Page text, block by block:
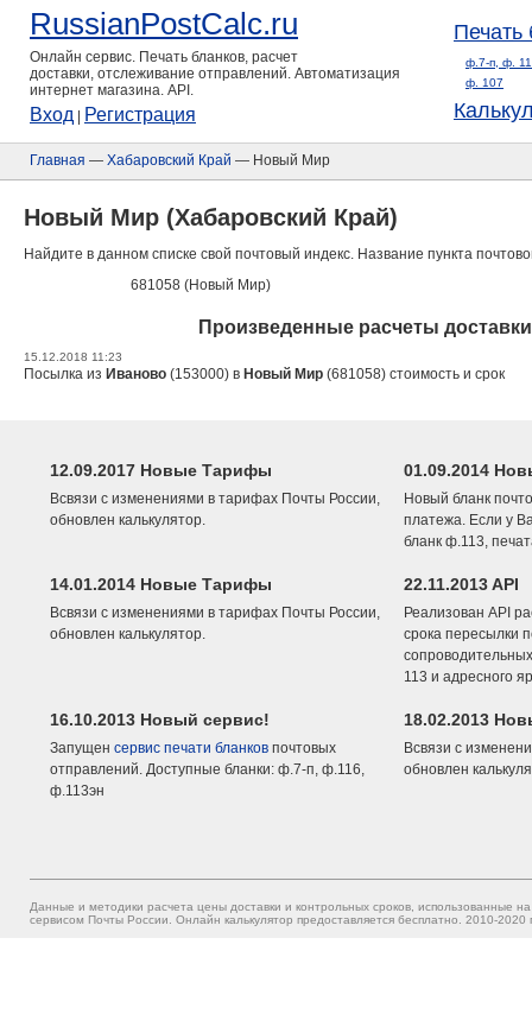
RussianPostCalc.ru
Онлайн сервис. Печать бланков, расчет
доставки, отслеживание отправлений. Автоматизация
интернет магазина. API.
Вход Регистрация
Печать
ф.7-п, ф.
ф. 107
Главная — Хабаровский Край — Новый Мир
Новый Мир (Хабаровский Край)
Найдите в данном списке свой почтовый индекс. Название пункта
681058 (Новый Мир)
Произведенные расчеты
15.12.2018 11:23
Посылка из Иваново (153000) в Новый Мир (681058) стоимость и срок
12.09.2017 Новые Тарифы
Всвязи с изменениями в тарифах Почты России,
обновлен калькулятор.
01.09.2014
Новый бланк
платежа. Если у
бланк ф.113,
14.01.2014 Новые Тарифы
Всвязи с изменениями в тарифах Почты России,
обновлен калькулятор.
22.11.2013 API
Реализован API
срока пересылки
113 и адресного
16.10.2013 Новый сервис!
Запущен сервис печати бланков почтовых
отправлений. Доступные бланки: ф.7-п, ф.116,
ф.113эн
18.02.2013
Всвязи с
обновлен
Данные и методики расчета цены доставки и контрольных сроков, использованные
сервисом Почты России. Онлайн калькулятор предоставляется бесплатно. 2010-2020